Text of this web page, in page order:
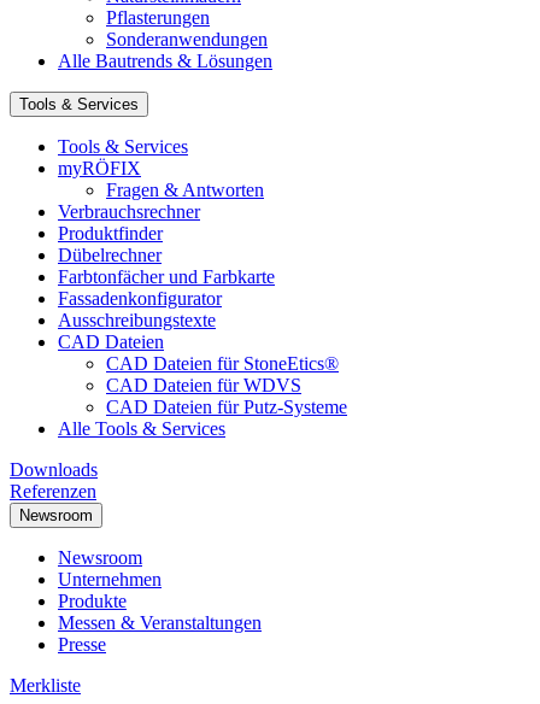
Pflasterungen
Sonderanwendungen
Alle Bautrends & Lösungen
Tools & Services
Tools & Services
myRÖFIX
Fragen & Antworten
Verbrauchsrechner
Produktfinder
Dübelrechner
Farbtonfächer und Farbkarte
Fassadenkonfigurator
Ausschreibungstexte
CAD Dateien
CAD Dateien für StoneEtics®
CAD Dateien für WDVS
CAD Dateien für Putz-Systeme
Alle Tools & Services
Downloads
Referenzen
Newsroom
Newsroom
Unternehmen
Produkte
Messen & Veranstaltungen
Presse
Merkliste